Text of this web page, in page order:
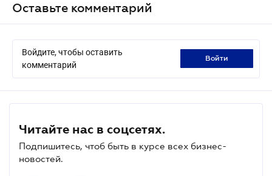
Оставьте комментарий
Войдите, чтобы оставить
комментарий
войти
Читайте нас в соцсетях.
Подпишитесь, чтоб быть в курсе всех бизнес-
новостей.